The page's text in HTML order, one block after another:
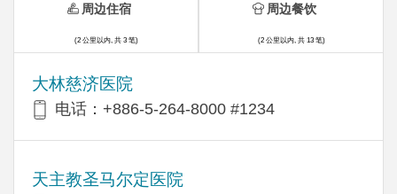
大林慈济医院
电话：+886-5-264-8000 #1234
天主教圣马尔定医院
周边住宿
(2 公里以内, 共 3 笔)
周边餐饮
(2 公里以内, 共 13 笔)